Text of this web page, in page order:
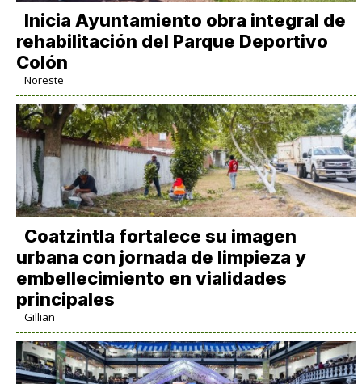
Inicia Ayuntamiento obra integral de
rehabilitación del Parque Deportivo
Colón
Noreste
Coatzintla fortalece su imagen
urbana con jornada de limpieza y
embellecimiento en vialidades
principales
Gillian